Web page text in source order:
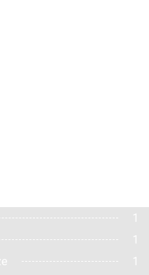
1
1
1